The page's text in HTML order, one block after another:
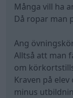
Många vill ha
Då ropar man
Ang
Alltså att man
om
Kraven på
minus